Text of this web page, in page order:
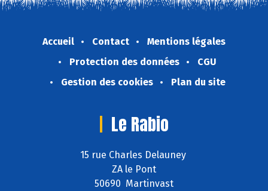
Accueil Contact
Mentions légales
Protection des données
CGU
Gestion des cookies
Plan du site
Le Rabio
15 rue Charles Delauney
ZA le Pont
50690 Martinvast